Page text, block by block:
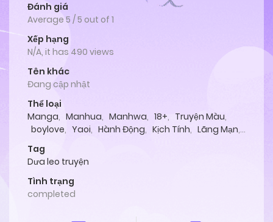
Đánh giá
Average 5 /5 out of 1
Xếp hạng
N/A, it has 490 views
Tên khác
Đang cập nhật
Thể loại
Manga, Manhua, Manhwa, 18+, Truyện Màu,
boylove, Yaoi, Hành Động, Kịch Tính, Lãng Mạn,
Tag
Dưa leo truyện
Tình trạng
completed